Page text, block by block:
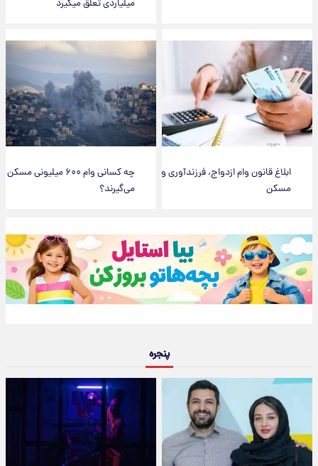
میلیاردی تعلق میگیرد
ابلاغ قانون وام ازدواج، فرزندآوری و
مسکن
چه کسانی وام ۶۰۰ میلیونی مسکن
می‌گیرند؟
پنجره